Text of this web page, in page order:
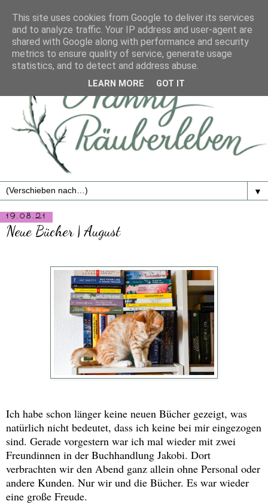
▼
19.08.21
Neue Bücher | August
Ich habe schon länger keine neuen Bücher gezeigt, was
natürlich nicht bedeutet, dass ich keine bei mir eingezogen
sind. Gerade vorgestern war ich mal wieder mit zwei
Freundinnen in der Buchhandlung Jakobi. Dort
verbrachten wir den Abend ganz allein ohne Personal oder
andere Kunden. Nur wir und die Bücher. Es war wieder
eine große Freude.
This site uses cookies from Google to deliver its services
and to analyze traffic. Your IP address and user-agent are
shared with Google along with performance and security
metrics to ensure quality of service, generate usage
statistics, and to detect and address abuse.
LEARN MORE GOT IT